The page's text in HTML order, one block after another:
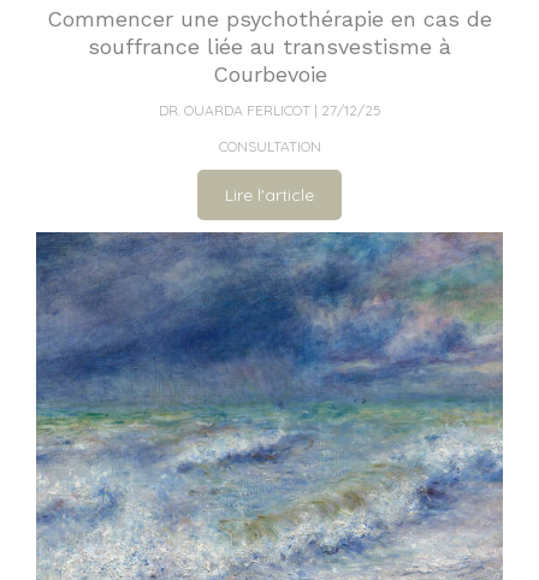
Commencer une psychothérapie en cas de
souffrance liée au transvestisme à
Courbevoie
DR. OUARDA FERLICOT
27/12/25
CONSULTATION
Lire l'article